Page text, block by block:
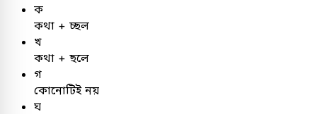
ক
কথা + চ্ছল
খ
কথা + ছলে
গ
কোনোটিই নয়
ঘ